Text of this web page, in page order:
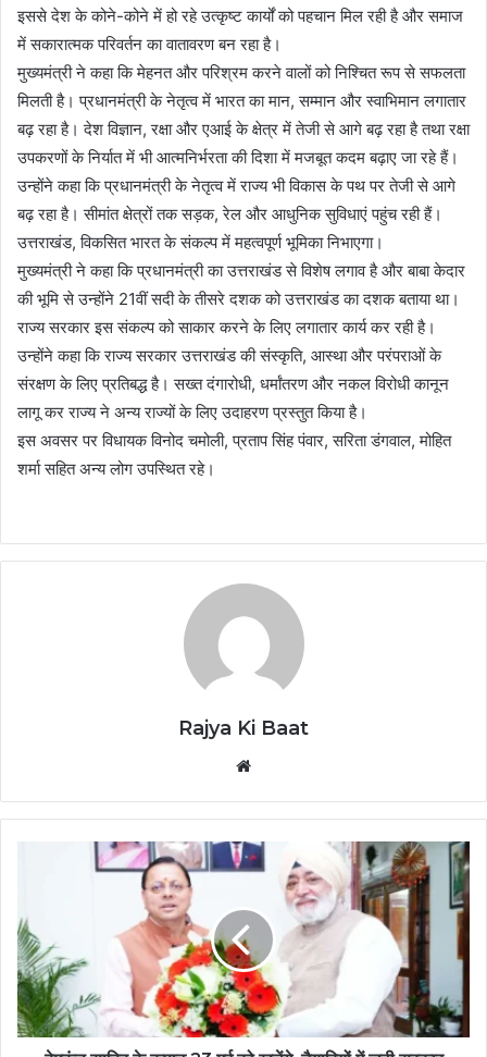
इससे देश के कोने-कोने में हो रहे उत्कृष्ट कार्यों को पहचान मिल रही है और समाज
में सकारात्मक परिवर्तन का वातावरण बन रहा है।
मुख्यमंत्री ने कहा कि मेहनत और परिश्रम करने वालों को निश्चित रूप से सफलता
मिलती है। प्रधानमंत्री के नेतृत्व में भारत का मान, सम्मान और स्वाभिमान लगातार
बढ़ रहा है। देश विज्ञान, रक्षा और एआई के क्षेत्र में तेजी से आगे बढ़ रहा है तथा रक्षा
उपकरणों के निर्यात में भी आत्मनिर्भरता की दिशा में मजबूत कदम बढ़ाए जा रहे हैं।
उन्होंने कहा कि प्रधानमंत्री के नेतृत्व में राज्य भी विकास के पथ पर तेजी से आगे
बढ़ रहा है। सीमांत क्षेत्रों तक सड़क, रेल और आधुनिक सुविधाएं पहुंच रही हैं।
उत्तराखंड, विकसित भारत के संकल्प में महत्वपूर्ण भूमिका निभाएगा।
मुख्यमंत्री ने कहा कि प्रधानमंत्री का उत्तराखंड से विशेष लगाव है और बाबा केदार
की भूमि से उन्होंने 21वीं सदी के तीसरे दशक को उत्तराखंड का दशक बताया था।
राज्य सरकार इस संकल्प को साकार करने के लिए लगातार कार्य कर रही है।
उन्होंने कहा कि राज्य सरकार उत्तराखंड की संस्कृति, आस्था और परंपराओं के
संरक्षण के लिए प्रतिबद्ध है। सख्त दंगारोधी, धर्मांतरण और नकल विरोधी कानून
लागू कर राज्य ने अन्य राज्यों के लिए उदाहरण प्रस्तुत किया है।
इस अवसर पर विधायक विनोद चमोली, प्रताप सिंह पंवार, सरिता डंगवाल, मोहित
शर्मा सहित अन्य लोग उपस्थित रहे।
Rajya Ki Baat